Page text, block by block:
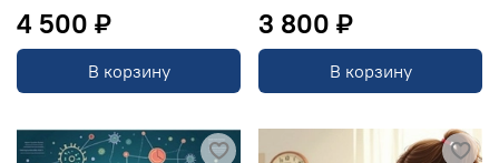
4 500 ₽
В корзину
3 800 ₽
В корзину